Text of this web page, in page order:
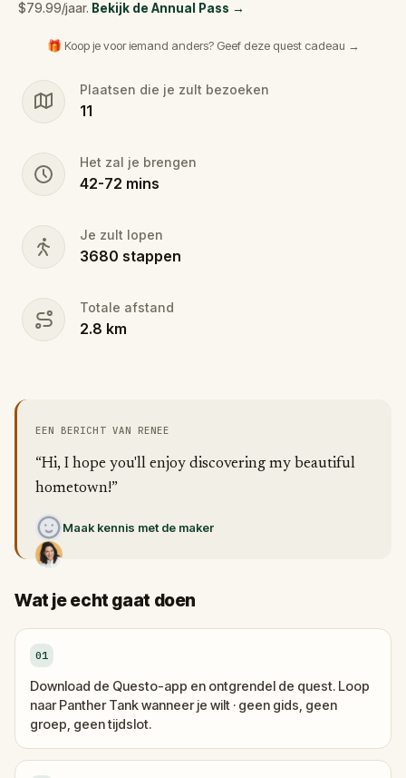
$79.99/jaar. Bekijk de Annual Pass →
🎁 Koop je voor iemand anders? Geef deze quest cadeau →
Plaatsen die je zult bezoeken
11
Het zal je brengen
42-72 mins
Je zult lopen
3680 stappen
Totale afstand
2.8 km
EEN BERICHT VAN RENEE
“Hi, I hope you'll enjoy discovering my beautiful
hometown!”
Maak kennis met de maker
Wat je echt gaat doen
01
Download de Questo-app en ontgrendel de quest. Loop
naar Panther Tank wanneer je wilt · geen gids, geen
groep, geen tijdslot.